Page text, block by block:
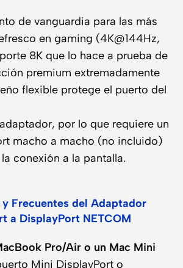
de vanguardia para las más
en gaming (4K@144Hz,
8K que lo hace a prueba de
premium extremadamente
flexible protege el puerto del
por lo que requiere un
macho a macho (no incluido)
conexión a la pantalla.
y Frecuentes del Adaptador
a DisplayPort NETCOM
Pro/Air o un Mac Mini
Mini DisplayPort o